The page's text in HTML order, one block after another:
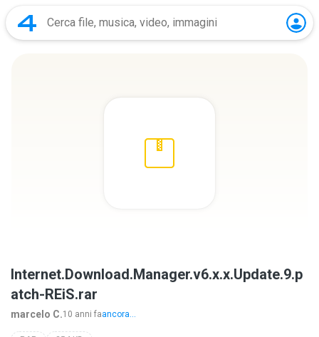
Internet.Download.Manager.v6.x.x.Update.9.p
atch-REiS.rar
marcelo C.10 anni faancora...